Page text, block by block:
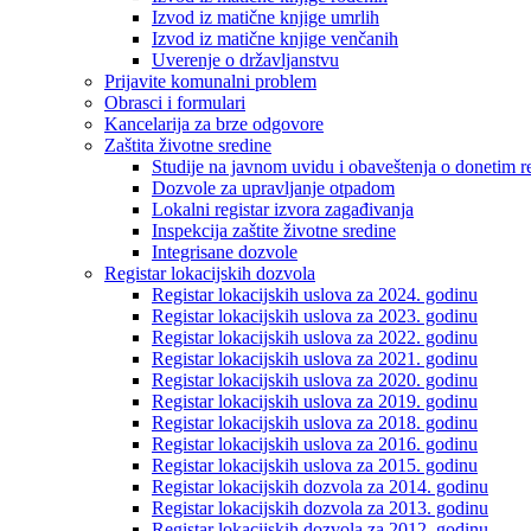
Izvod iz matične knjige umrlih
Izvod iz matične knjige venčanih
Uverenje o državljanstvu
Prijavite komunalni problem
Obrasci i formulari
Kancelarija za brze odgovore
Zaštita životne sredine
Studije na javnom uvidu i obaveštenja o donetim
Dozvole za upravljanje otpadom
Lokalni registar izvora zagađivanja
Inspekcija zaštite životne sredine
Integrisane dozvole
Registar lokacijskih dozvola
Registar lokacijskih uslova za 2024. godinu
Registar lokacijskih uslova za 2023. godinu
Registar lokacijskih uslova za 2022. godinu
Registar lokacijskih uslova za 2021. godinu
Registar lokacijskih uslova za 2020. godinu
Registar lokacijskih uslova za 2019. godinu
Registar lokacijskih uslova za 2018. godinu
Registar lokacijskih uslova za 2016. godinu
Registar lokacijskih uslova za 2015. godinu
Registar lokacijskih dozvola za 2014. godinu
Registar lokacijskih dozvola za 2013. godinu